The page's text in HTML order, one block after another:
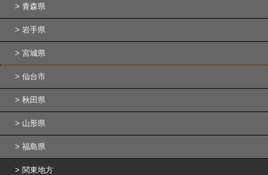
青森県
岩手県
宮城県
仙台市
秋田県
山形県
福島県
関東地方